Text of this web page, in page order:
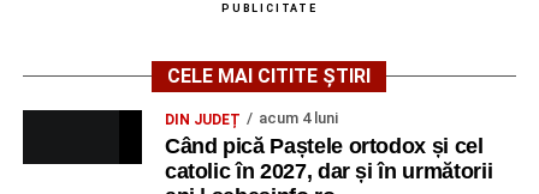
PUBLICITATE
CELE MAI CITITE ȘTIRI
DIN JUDEȚ acum 4 luni
Când pică Paștele ortodox și cel
catolic în 2027, dar și în următorii